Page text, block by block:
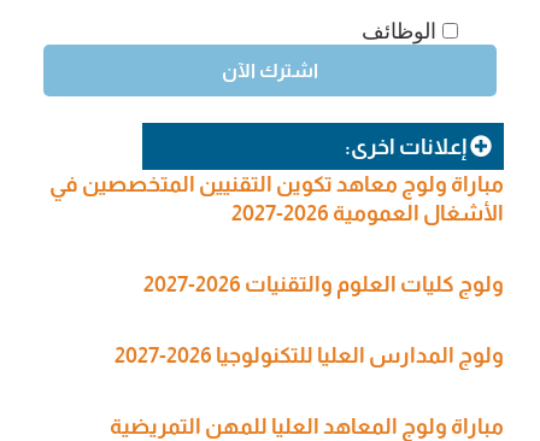
الوظائف
إعلانات اخرى:
مباراة ولوج معاهد تكوين التقنيين المتخصصين في
الأشغال العمومية 2026-2027
ولوج كليات العلوم والتقنيات 2026-2027
ولوج المدارس العليا للتكنولوجيا 2026-2027
مباراة ولوج المعاهد العليا للمهن التمريضية